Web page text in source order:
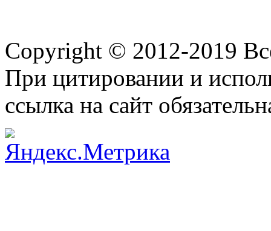
Copyright © 2012-2019
При цитировании и
ссылка на сайт